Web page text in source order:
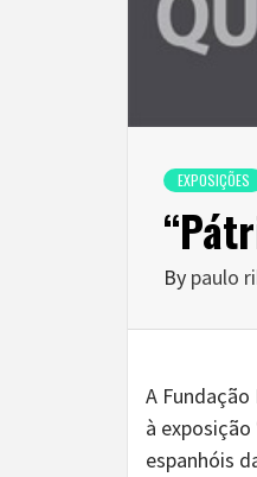
EXPOSIÇÕES
By paulo
A
à
espanhóis